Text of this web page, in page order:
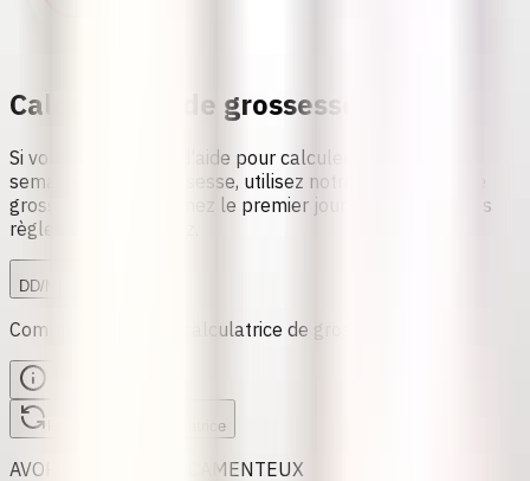
Calculatrice de grossesse
Si vous avez besoin d'aide pour calculer le nombre de
semaines d'une grossesse, utilisez notre calculatrice de
grossesse. Sélectionnez le premier jour de vos dernières
règles et commencez.
DD/MM/YYYY
Comment utiliser la calculatrice de grossesse
Réinitialiser la calculatrice
AVORTEMENT MÉDICAMENTEUX